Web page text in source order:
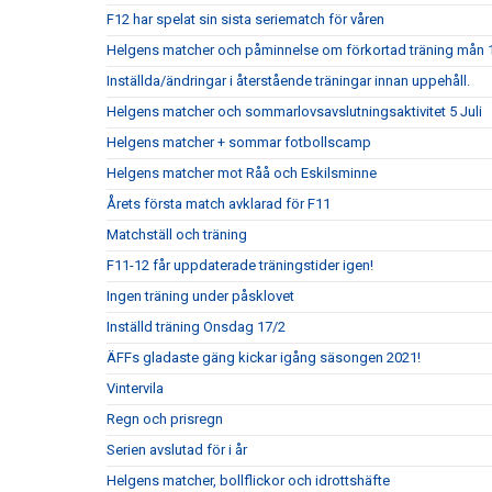
F12 har spelat sin sista seriematch för våren
Helgens matcher och påminnelse om förkortad träning mån
Inställda/ändringar i återstående träningar innan uppehåll.
Helgens matcher och sommarlovsavslutningsaktivitet 5 Juli
Helgens matcher + sommar fotbollscamp
Helgens matcher mot Råå och Eskilsminne
Årets första match avklarad för F11
Matchställ och träning
F11-12 får uppdaterade träningstider igen!
Ingen träning under påsklovet
Inställd träning Onsdag 17/2
ÄFFs gladaste gäng kickar igång säsongen 2021!
Vintervila
Regn och prisregn
Serien avslutad för i år
Helgens matcher, bollflickor och idrottshäfte